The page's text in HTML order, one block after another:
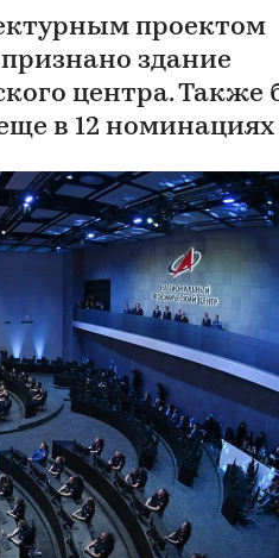
проектом
здание
центра. Также
в 12 номинациях